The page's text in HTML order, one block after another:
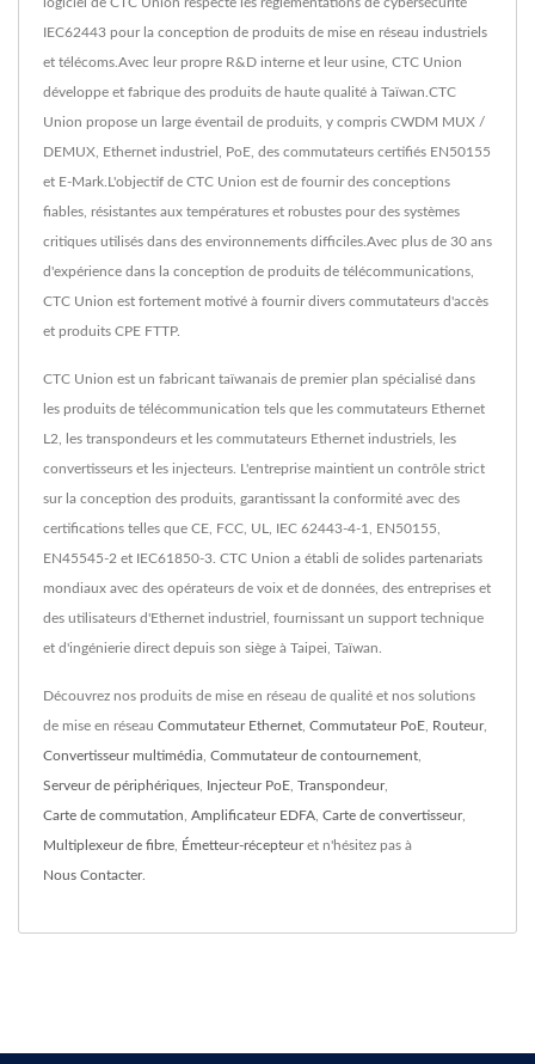
logiciel de CTC Union respecte les réglementations de cybersécurité
IEC62443 pour la conception de produits de mise en réseau industriels
et télécoms.Avec leur propre R&D interne et leur usine, CTC Union
développe et fabrique des produits de haute qualité à Taïwan.CTC
Union propose un large éventail de produits, y compris CWDM MUX /
DEMUX, Ethernet industriel, PoE, des commutateurs certifiés EN50155
et E-Mark.L'objectif de CTC Union est de fournir des conceptions
fiables, résistantes aux températures et robustes pour des systèmes
critiques utilisés dans des environnements difficiles.Avec plus de 30 ans
d'expérience dans la conception de produits de télécommunications,
CTC Union est fortement motivé à fournir divers commutateurs d'accès
et produits CPE FTTP.
CTC Union est un fabricant taïwanais de premier plan spécialisé dans
les produits de télécommunication tels que les commutateurs Ethernet
L2, les transpondeurs et les commutateurs Ethernet industriels, les
convertisseurs et les injecteurs. L'entreprise maintient un contrôle strict
sur la conception des produits, garantissant la conformité avec des
certifications telles que CE, FCC, UL, IEC 62443-4-1, EN50155,
EN45545-2 et IEC61850-3. CTC Union a établi de solides partenariats
mondiaux avec des opérateurs de voix et de données, des entreprises et
des utilisateurs d'Ethernet industriel, fournissant un support technique
et d'ingénierie direct depuis son siège à Taipei, Taïwan.
Découvrez nos produits de mise en réseau de qualité et nos solutions
de mise en réseau Commutateur Ethernet, Commutateur PoE, Routeur,
Convertisseur multimédia, Commutateur de contournement,
Serveur de périphériques, Injecteur PoE, Transpondeur,
Carte de commutation, Amplificateur EDFA, Carte de convertisseur,
Multiplexeur de fibre, Émetteur-récepteuret n'hésitez pas à
Nous Contacter.